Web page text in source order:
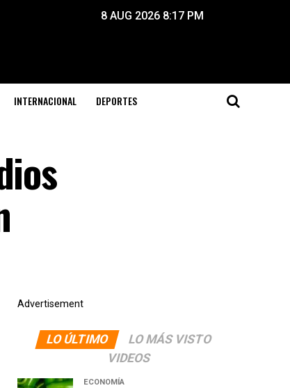
8 AUG 2026 8:17 PM
INTERNACIONAL DEPORTES
Advertisement
LO ÚLTIMO
LO MÁS VISTO
VIDEOS
ECONOMÍA